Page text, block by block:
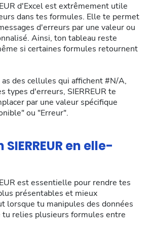
d'Excel est extrêmement utile
dans tes formules. Elle te permet
d'erreurs par une valeur ou
Ainsi, ton tableau reste
si certaines formules retournent
des cellules qui affichent #N/A,
types d'erreurs, SIERREUR te
par une valeur spécifique
ou "Erreur".
en elle-
est essentielle pour rendre tes
présentables et mieux
lorsque tu manipules des données
tu relies plusieurs formules entre